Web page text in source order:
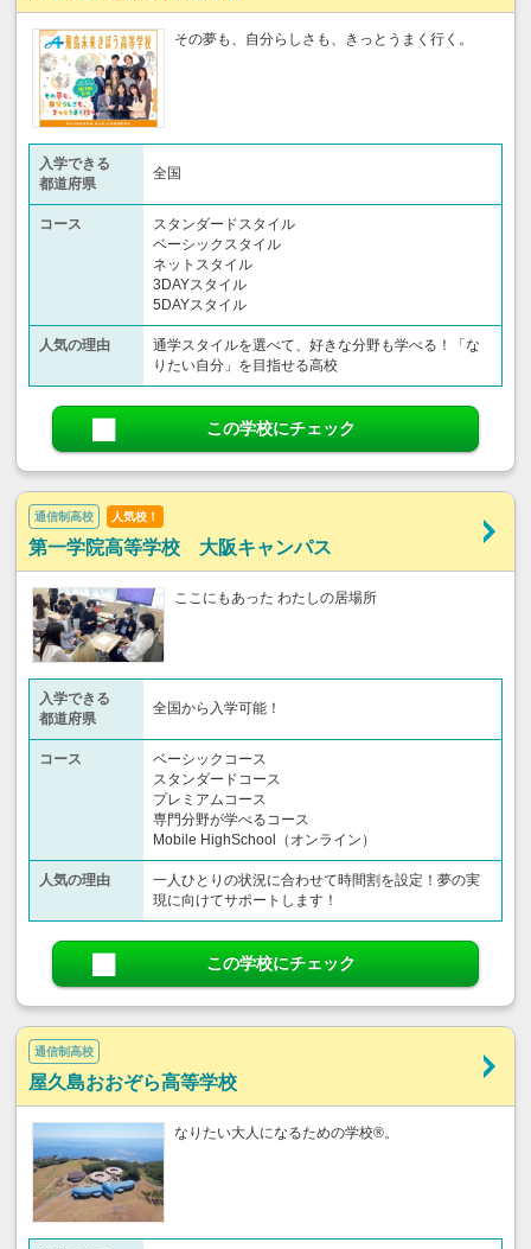
その夢も、自分らしさも、きっとうまく行く。
入学できる
都道府県
全国
コース
スタンダードスタイル
ベーシックスタイル
ネットスタイル
3DAYスタイル
5DAYスタイル
人気の理由
通学スタイルを選べて、好きな分野も学べる！「な
りたい自分」を目指せる高校
この学校にチェック
通信制高校 人気校！
第一学院高等学校 大阪キャンパス
ここにもあった わたしの居場所
入学できる
都道府県
全国から入学可能！
コース
ベーシックコース
スタンダードコース
プレミアムコース
専門分野が学べるコース
Mobile HighSchool（オンライン）
人気の理由
一人ひとりの状況に合わせて時間割を設定！夢の実
現に向けてサポートします！
この学校にチェック
通信制高校
屋久島おおぞら高等学校
なりたい大人になるための学校®。